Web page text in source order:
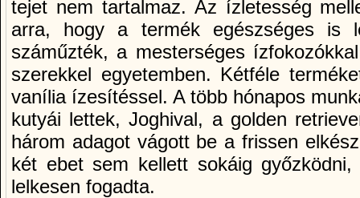
tejet nem tartalmaz. Az ízletesség
arra, hogy a termék egészséges is
száműzték, a mesterséges
szerekkel egyetemben. Kétféle
vanília ízesítéssel. A több hónapos
kutyái lettek, Joghival, a golden
három adagot vágott be a frissen
két ebet sem kellett sokáig győzködni,
lelkesen fogadta.